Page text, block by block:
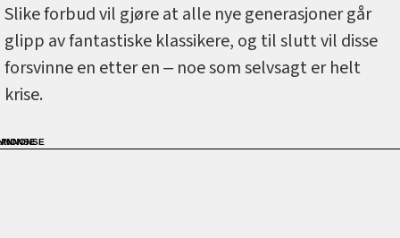
Slike forbud vil gjøre at alle nye generasjoner går
glipp av fantastiske klassikere, og til slutt vil disse
forsvinne en etter en ‒ noe som selvsagt er helt
krise.